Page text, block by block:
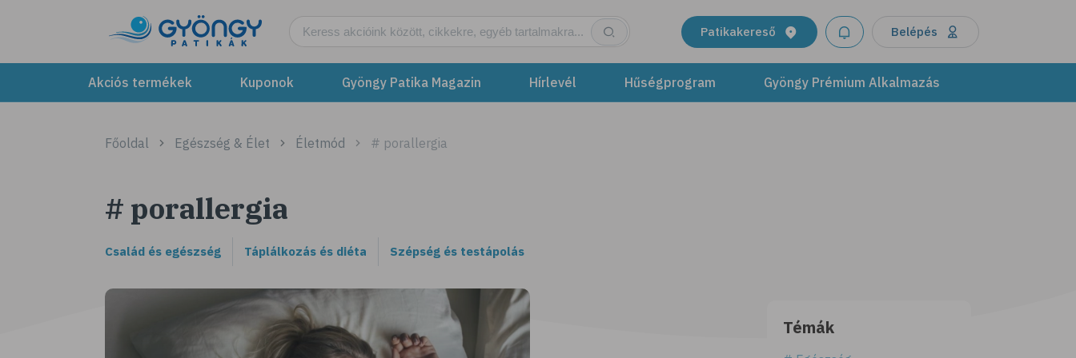
Patikakereső Belépés
Akciós termékek Kuponok Gyöngy Patika Magazin Hírlevél Hűségprogram Gyöngy Prémium Alkalmazás
Főoldal Egészség & Élet Életmód # porallergia
# porallergia
Család és egészség Táplálkozás és diéta Szépség és testápolás
Témák